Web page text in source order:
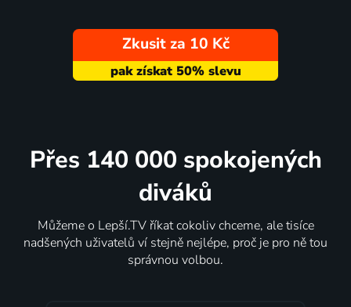
Zkusit za 10 Kč
Přes 140 000 spokojených
diváků
Můžeme o Lepší.TV říkat cokoliv chceme, ale tisíce
nadšených uživatelů ví stejně nejlépe, proč je pro ně tou
správnou volbou.